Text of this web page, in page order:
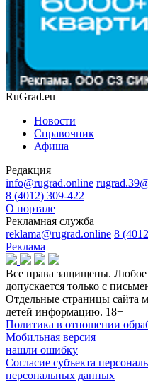
RuGrad.eu
Новости
Справочник
Афиша
Редакция
info@rugrad.online
8 (4012) 309-422
О портале
Рекламная служба
reklama@rugrad.online 8
Реклама
Все права защищены. Любое
допускается только с
Отдельные страницы сайта
детей информацию. 18+
Политика в отношении
Мобильная версия
нашли ошибку
Согласие субъекта
персональных данных